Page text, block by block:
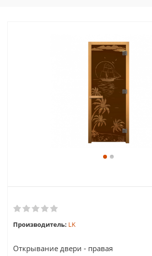
Производитель: LK
Открывание двери - правая